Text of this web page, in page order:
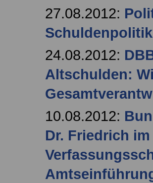
27.08.2012:
24.08.2012:
Altschulden:
10.08.2012:
Dr. Friedrich